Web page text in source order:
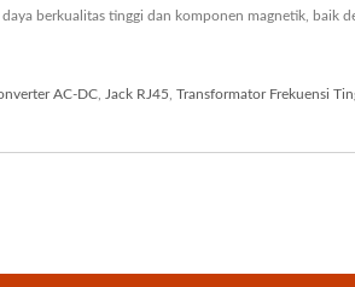
berkualitas tinggi dan komponen magnetik,
AC-DC Jack RJ45 Transformator Frekuensi